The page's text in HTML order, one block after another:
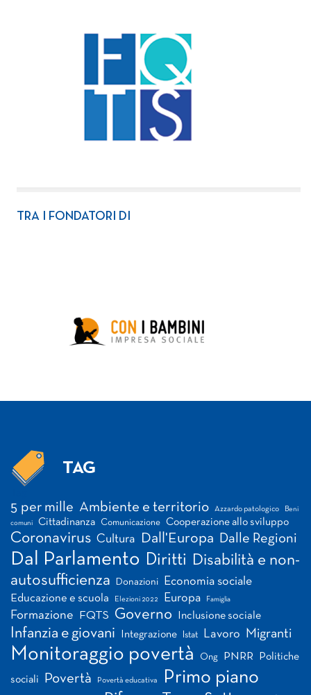
TRA I FONDATORI DI
TAG
5 per mille Ambiente e territorio Azzardo patologico Beni
comuni Cittadinanza Comunicazione Cooperazione allo sviluppo
Coronavirus Cultura Dall'Europa Dalle Regioni
Dal Parlamento Diritti Disabilità e non-
autosufficienza
Donazioni Economia sociale
Educazione e scuola Elezioni 2022 Europa Famiglia
Formazione FQTS Governo Inclusione sociale
Infanzia e giovani Integrazione Istat Lavoro Migranti
Monitoraggio povertà Ong PNRR Politiche
sociali Povertà Povertà educativa Primo piano